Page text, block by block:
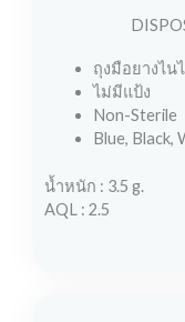
ถุงมือยางไน
ไม่มีแป้ง
Non-Sterile
Blue, Black,
น้ำหนัก : 3.5 g.
AQL : 2.5